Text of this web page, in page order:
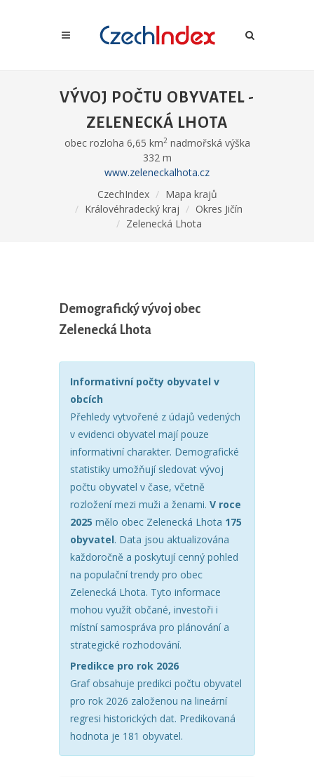
VÝVOJ POČTU OBYVATEL -
ZELENECKÁ LHOTA
obec rozloha 6,65 km2nadmořská výška
332 m
www.zeleneckalhota.cz
CzechIndex
Mapa krajů
Královéhradecký kraj
Okres Jičín
Zelenecká Lhota
Demografický vývoj obec
Zelenecká Lhota
Informativní počty obyvatel v
obcích
Přehledy vytvořené z údajů vedených
v evidenci obyvatel mají pouze
informativní charakter. Demografické
statistiky umožňují sledovat vývoj
počtu obyvatel v čase, včetně
rozložení mezi muži a ženami. V roce
2025 mělo obec Zelenecká Lhota 175
obyvatel. Data jsou aktualizována
každoročně a poskytují cenný pohled
na populační trendy pro obec
Zelenecká Lhota. Tyto informace
mohou využít občané, investoři i
místní samospráva pro plánování a
strategické rozhodování.
Predikce pro rok 2026
Graf obsahuje predikci počtu obyvatel
pro rok 2026 založenou na lineární
regresi historických dat. Predikovaná
hodnota je 181 obyvatel.